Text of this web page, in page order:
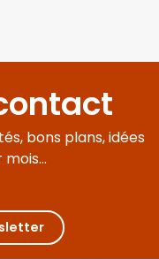
bons plans, idées